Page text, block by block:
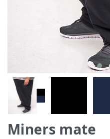
Miners mate